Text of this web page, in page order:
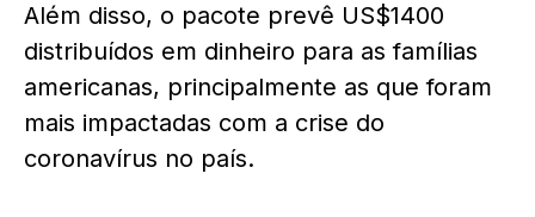
Além disso, o pacote prevê US$1400
distribuídos em dinheiro para as famílias
americanas, principalmente as que foram
mais impactadas com a crise do
coronavírus no país.